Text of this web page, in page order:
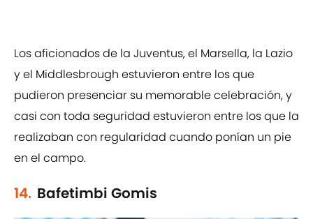
Los aficionados de la Juventus, el Marsella, la Lazio
y el Middlesbrough estuvieron entre los que
pudieron presenciar su memorable celebración, y
casi con toda seguridad estuvieron entre los que la
realizaban con regularidad cuando ponían un pie
en el campo.
14. Bafetimbi Gomis